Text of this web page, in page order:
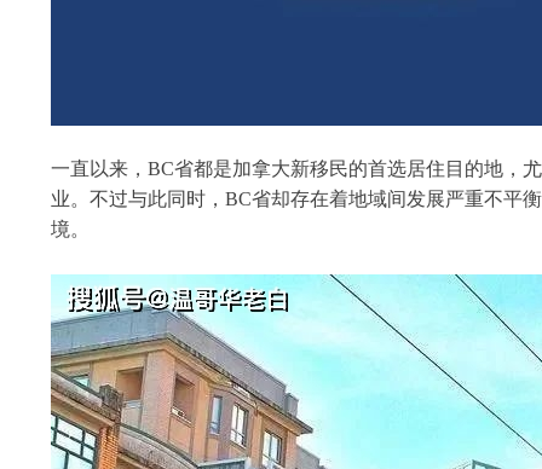
一直以来，BC省都是加拿大新移民的首选居住目的地，
业。不过与此同时，BC省却存在着地域间发展严重不平
境。